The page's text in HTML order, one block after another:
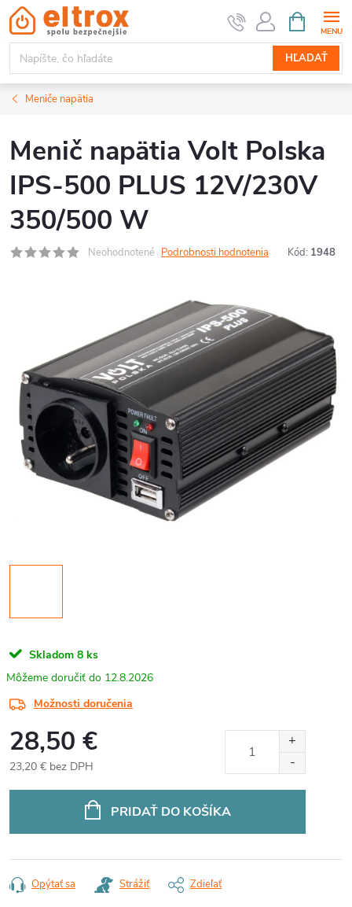
Prejsť
na
obsah
HĽADAŤ
KOŠÍK
Meniče napätia
Menič napätia Volt Polska
IPS-500 PLUS 12V/230V
350/500 W
Neohodnotené Podrobnosti hodnotenia Kód: 1948
Skladom 8 ks
12.8.2026
Možnosti doručenia
28,50 €
23,20 € bez DPH
PRIDAŤ DO KOŠÍKA
Opýtať sa Strážiť Zdieľať